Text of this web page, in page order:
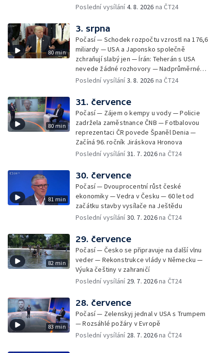
Poslední vysílání4. 8. 2026 na ČT24
80 min
3. srpna
Počasí — Schodek rozpočtu vzrostl na 176,6
miliardy — USA a Japonsko společně
zchraňují slabý jen — Írán: Teherán s USA
nevede žádné rozhovory — Nadprůměrné
množství vos v Česku
Poslední vysílání3. 8. 2026 na ČT24
80 min
31. července
Počasí — Zájem o kempy u vody — Policie
zadržela zaměstnance ČNB — Fotbalovou
reprezentaci ČR povede Španěl Denia —
Začíná 96. ročník Jiráskova Hronova
Poslední vysílání31. 7. 2026na ČT24
81 min
30. července
Počasí — Dvouprocentní růst české
ekonomiky — Vedra v Česku — 60 let od
začátku stavby vysílače na Ještědu
Poslední vysílání30. 7. 2026na ČT24
82 min
29. července
Počasí — Česko se připravuje na další vlnu
veder — Rekonstrukce vlády v Německu —
Výuka češtiny v zahraničí
Poslední vysílání 29. 7. 2026na ČT24
83 min
28. července
Počasí — Zelenskyj jednal v USA s Trumpem
— Rozsáhlé požáry v Evropě
Poslední vysílání 28. 7. 2026na ČT24